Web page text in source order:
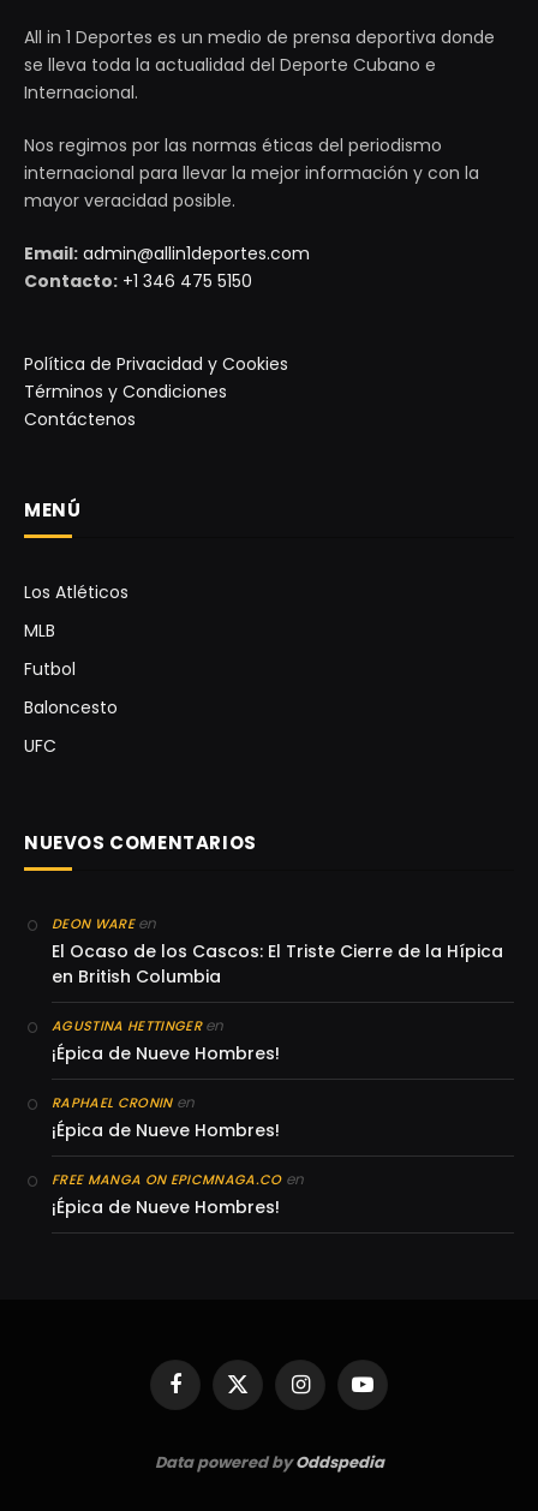
All in 1 Deportes es un medio de prensa deportiva donde
se lleva toda la actualidad del Deporte Cubano e
Internacional.
Nos regimos por las normas éticas del periodismo
internacional para llevar la mejor información y con la
mayor veracidad posible.
Email: admin@allin1deportes.com
Contacto: +1 346 475 5150
Política de Privacidad y Cookies
Términos y Condiciones
Contáctenos
MENÚ
Los Atléticos
MLB
Futbol
Baloncesto
UFC
NUEVOS COMENTARIOS
DEON WAREen
El Ocaso de los Cascos: El Triste Cierre de la Hípica
en British Columbia
AGUSTINA HETTINGERen
¡Épica de Nueve Hombres!
RAPHAEL CRONINen
¡Épica de Nueve Hombres!
FREE MANGA ON EPICMNAGA.COen
¡Épica de Nueve Hombres!
Facebook
X
(Twitter)
InstagramYouTube
Data powered byOddspedia